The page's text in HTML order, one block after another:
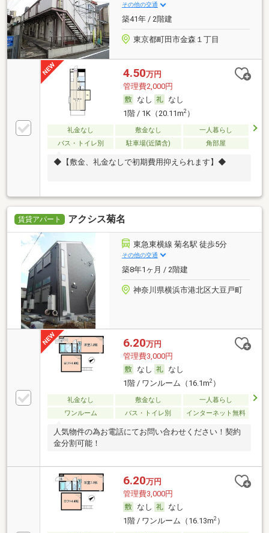
その他の交通
築41年 / 2階建
東京都町田市金森１丁目
4.50万円
管理費2,000円
なし
なし
1階 / 1K（20.11m2）
礼金なし 敷金なし
一人暮らし
バス・トイレ別
駐車場(近隣含) 角部屋
◆【敷金、礼金なしで初期費用抑えられます】◆
賃貸アパート アクシス菊名
東急東横線 菊名駅 徒歩5分
その他の交通
築8年1ヶ月 / 2階建
神奈川県横浜市港北区大豆戸町
6.20万円
管理費3,000円
なし
なし
1階 / ワンルーム（16.1m2）
礼金なし 敷金なし
一人暮らし
ワンルーム
バス・トイレ別 インターネット無料
人気物件の為お電話にてお問い合わせください！契約
金分割可能！
6.20万円
管理費3,000円
なし
なし
1階 / ワンルーム（16.13m2）